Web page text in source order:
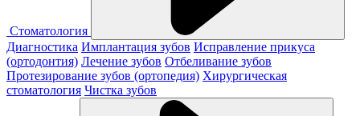
Стоматология
Диагностика Имплантация зубов Исправление прикуса
(ортодонтия) Лечение зубов Отбеливание зубов
Протезирование зубов (ортопедия) Хирургическая
стоматология Чистка зубов